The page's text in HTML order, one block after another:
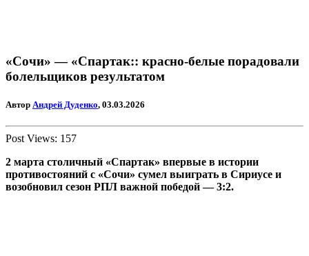
«Сочи» — «Спартак:: красно-белые порадовали
болельщиков результатом
Автор Андрей Дуденко, 03.03.2026
Post Views: 157
2 марта столичный «Спартак» впервые в истории
противостояний с «Сочи» сумел выиграть в Сириусе и
возобновил сезон РПЛ важной победой — 3:2.